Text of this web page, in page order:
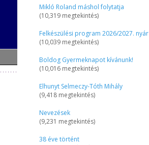
Mikló Roland máshol folytatja
(10,319 megtekintés)
Felkészülési program 2026/2027. nyár
(10,039 megtekintés)
Boldog Gyermeknapot kívánunk!
(10,016 megtekintés)
Elhunyt Selmeczy-Tóth Mihály
(9,418 megtekintés)
Nevezések
(9,231 megtekintés)
38 éve történt